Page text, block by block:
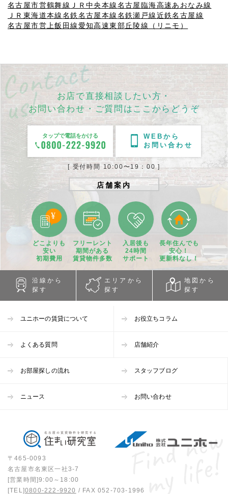
名古屋市営鶴舞線 ＪＲ中央本線名古屋臨海高速あおなみ線
ＪＲ東海道本線名鉄名古屋本線名鉄瀬戸線近鉄名古屋線
名古屋市営上飯田線愛知高速東部丘陵線（リニモ）
お店で直接相談したい方・
お問い合わせ・ご質問はここからどうぞ
タップで電話をかける
WEBから
お問い合わせ
[ 受付時間 10:00〜19：00 ]
店舗案内
どこよりも
安い
初期費用
フリーレント
期間がある
賃貸物件多数
入居後も
24時間
サポート
長年住んでも
安心！
更新料なし！
沿線から
探す
エリアから
探す
地図から
探す
ユニホーの賃貸について お役立ちコラム
よくある質問 店舗紹介
お部屋探しの流れ スタッフブログ
ニュース お問い合わせ
〒465-0093
名古屋市名東区一社3-7
[営業時間]9:00～18:00
[TEL]0800-222-9920 / FAX 052-703-1996